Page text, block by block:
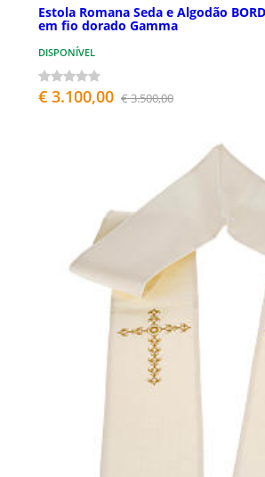
Estola Romana Seda e Algodão
em fio dorado Gamma
DISPONÍVEL
€ 3.100,00 € 3.500,00